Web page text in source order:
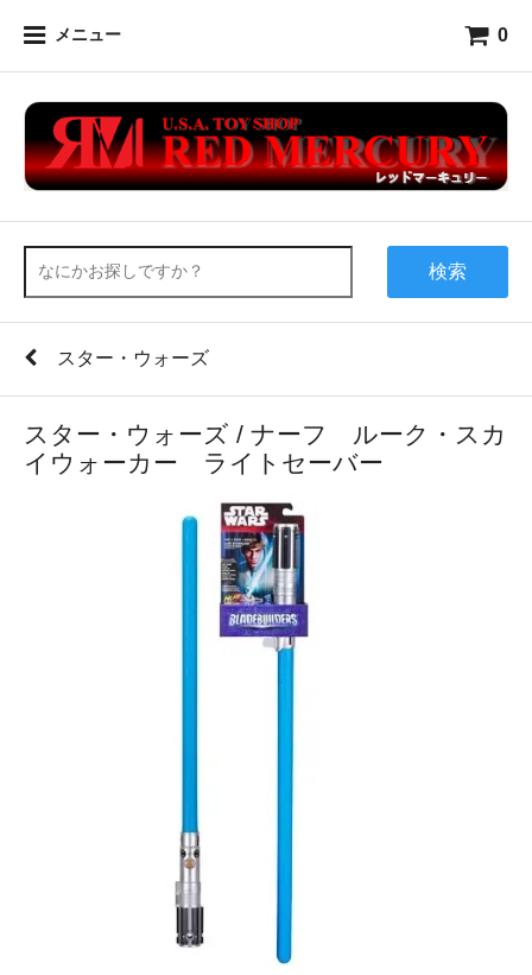
メニュー 0
検索
スター・ウォーズ
スター・ウォーズ / ナーフ ルーク・スカ
イウォーカー ライトセーバー